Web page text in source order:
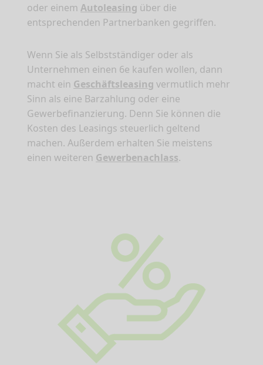
oder einem Autoleasing über die
entsprechenden Partnerbanken gegriffen.
Wenn Sie als Selbstständiger oder als
Unternehmen einen 6e kaufen wollen, dann
macht ein Geschäftsleasing vermutlich mehr
Sinn als eine Barzahlung oder eine
Gewerbefinanzierung. Denn Sie können die
Kosten des Leasings steuerlich geltend
machen. Außerdem erhalten Sie meistens
einen weiteren Gewerbenachlass.